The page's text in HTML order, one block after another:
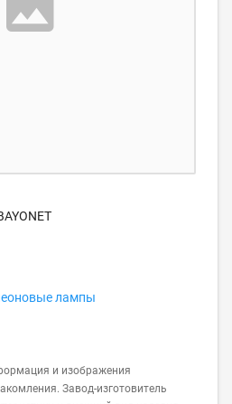
лампы
и изображения
Завод-изготовитель